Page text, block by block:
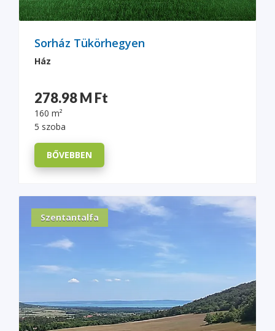
Sorház Tükörhegyen
Ház
278.98 M Ft
160 m²
5 szoba
BŐVEBBEN
Szentantalfa